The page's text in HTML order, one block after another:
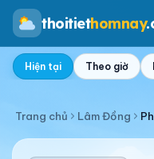
thoitiethomnay
Hiện tại Theo giờ
Trang chủ Lâm Đồng